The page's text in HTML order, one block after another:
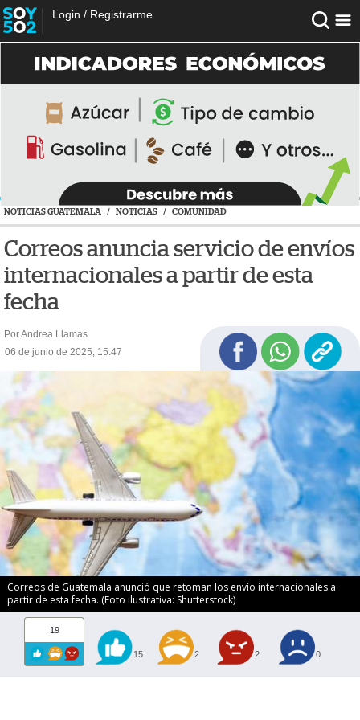
Login / Registrarme
NOTICIAS GUATEMALA / NOTICIAS / COMUNIDAD
Correos anuncia servicio de envíos
internacionales a partir de esta
fecha
Por Andrea Llamas
06 de junio de 2025, 15:47
Correos de Guatemala anunció que retoman los envío internacionales a
partir de esta fecha. (Foto ilustrativa: Shutterstock)
19
15 2 2 0